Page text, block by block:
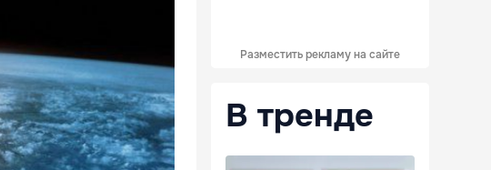
Разместить рекламу на сайте
В тренде